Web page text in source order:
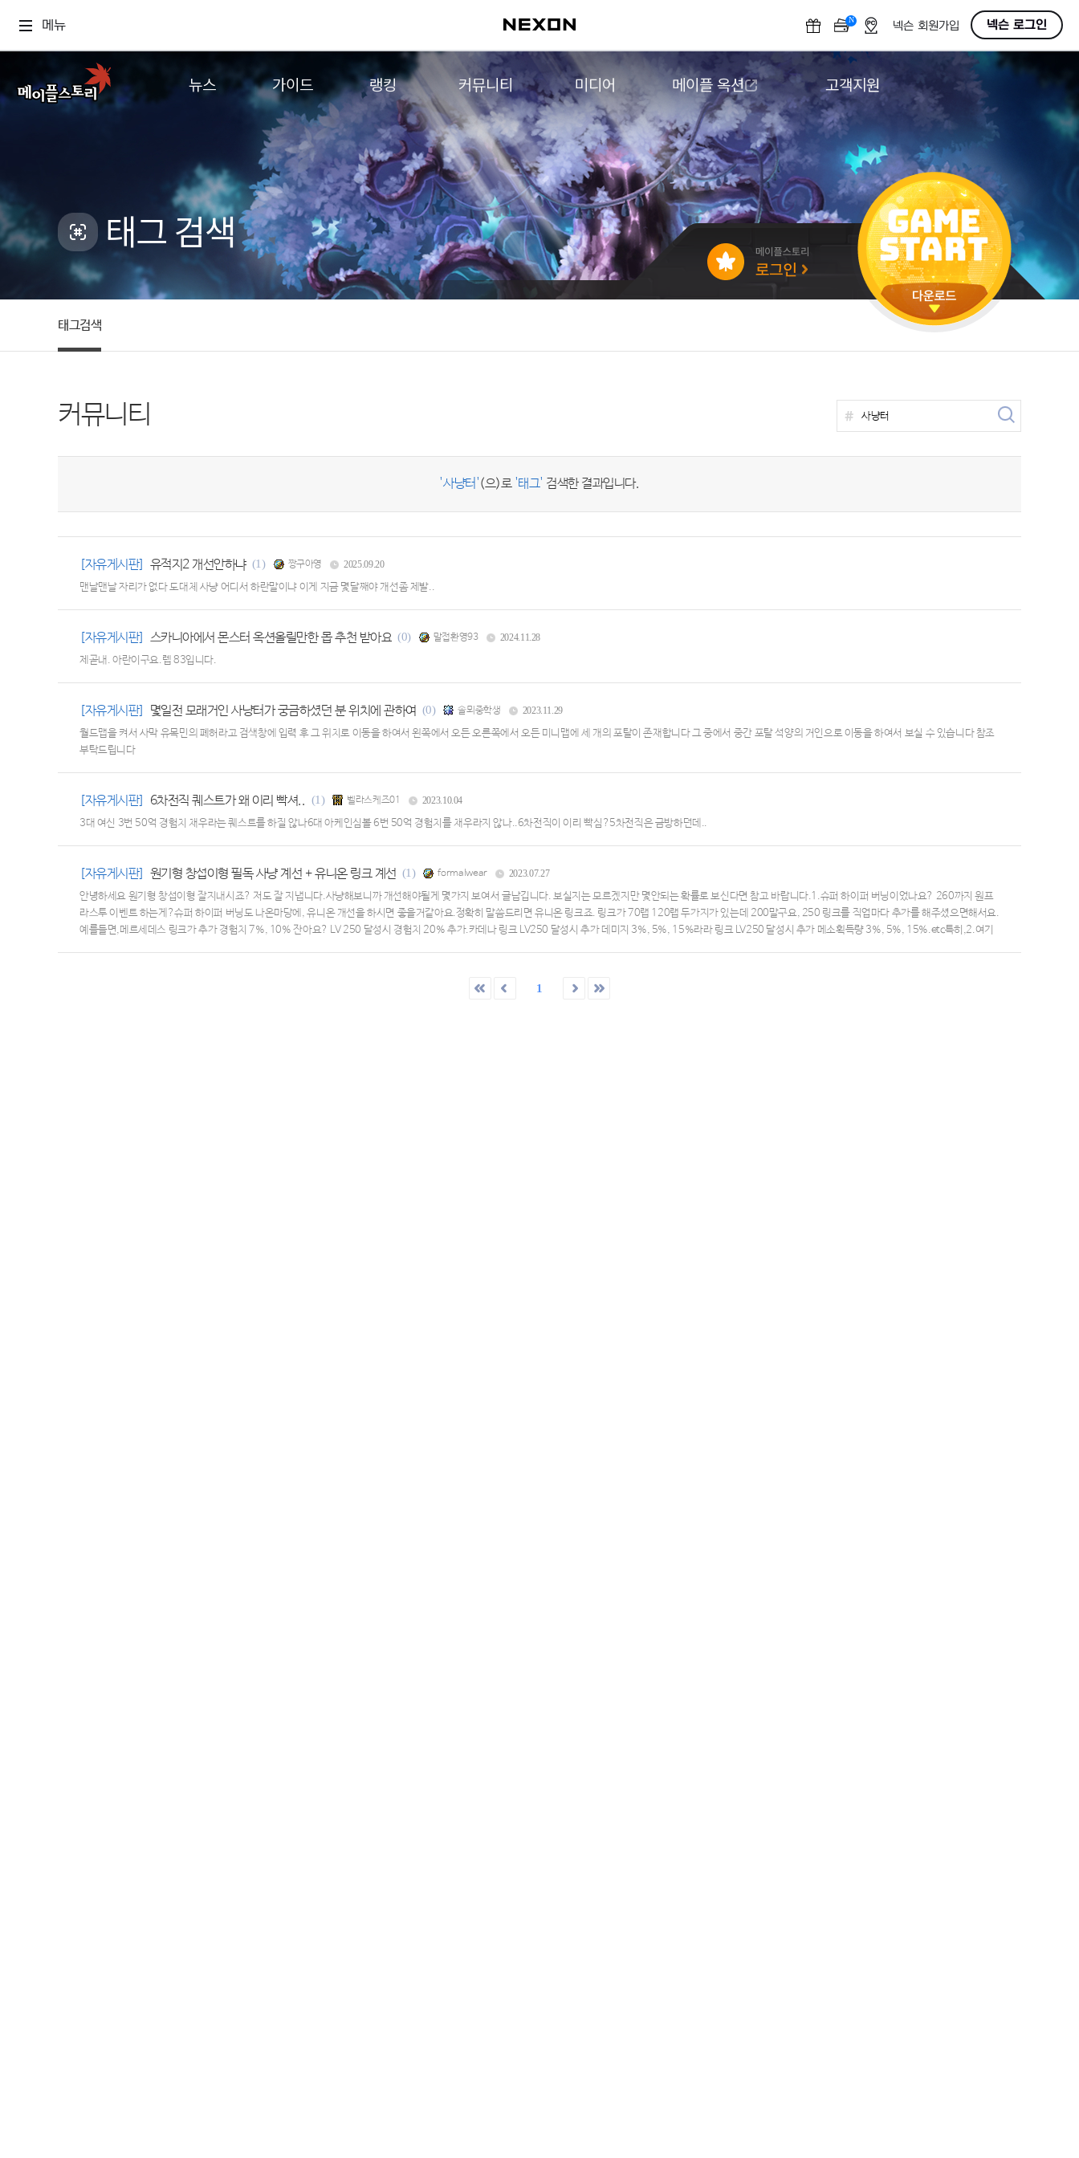
메뉴 N OFF넥슨 회원가입 넥슨 로그인
뉴스
업데이트
이벤트
캐시샵 공지
메이플 알림판
with maple
가이드
게임정보
직업소개
확률형 아이템
NEXON NOW
추가정보
랭킹
월드 랭킹
컨텐츠 랭킹
커뮤니티
자유게시판
메이플 아트
메이플 코디
메이플스토리 파트너스
AI Style Finder
미니게임
커뮤니티 아카이브
미디어
영상
음악
아트웍
웹툰
메이플 옥션
메이플 옥션
고객지원
다운로드
도움말/1:1문의
버그악용/불법프로그램 신고
게임 접근성
태그 검색
태그검색
커뮤니티
'사냥터'(으)로 '태그' 검색한 결과입니다.
[자유게시판] 유적지2 개선안하냐 (1) 짱구아영 2025.09.20
맨날맨날 자리가 없다 도대체 사냥 어디서 하란말이냐 이게 지금 몇달째야 개선좀 제발..
[자유게시판] 스카니아에서 몬스터 옥션올릴만한 몹 추천 받아요 (0) 말접환영93 2024.11.28
제곧내. 아란이구요.렙 83입니다.
[자유게시판] 몇일전 모래거인 사냥터가 궁금하셨던 분 위치에 관하여 (0) 솔뫼중학생 2023.11.29
월드맵을 켜서 사막 유목민의 폐허라고 검색창에 입력 후 그 위치로 이동을 하여서 왼쪽에서 오든 오른쪽에서 오든 미니맵에 세 개의 포탈이 존재합니다 그 중에서 중간 포탈 석양의 거인으로 이동을 하여서 보실 수 있습니다 참조
부탁드립니다
[자유게시판] 6차전직 퀘스트가 왜 이리 빡셔.. (1) 벨라스케즈01 2023.10.04
3대 여신 3번 50억 경험치 채우라는 퀘스트를 하질 않나6대 아케인심볼 6번 50억 경험치를 채우라지 않나..6차전직이 이리 빡심?5차전직은 금방하던데..
[자유게시판] 원기형 창섭이형 필독 사냥 계선 + 유니온 링크 계선 (1) formalwear 2023.07.27
안녕하세요 원기형 창섭이형 잘지내시죠? 저도 잘 지냅니다.사냥해보니까 개선해야될게 몇가지 보여서 글납깁니다. 보실지는 모르겠지만 몇안되는 확률로 보신다면 참고 바랍니다.1.슈퍼 하이퍼 버닝이었나요? 260까지 원프
라스투 이벤트 하는게?슈퍼 하이퍼 버닝도 나온마당에, 유니온 개선을 하시면 좋을거같아요.정확히 말씀드리면 유니온 링크죠. 링크가 70랩 120랩 두가지가 있는데 200말구요, 250 링크를 직업마다 추가를 해주셨으면해서요.
예를들면,메르세데스 링크가 추가 경험치 7%, 10% 잔아요? LV 250 달성시 경험치 20% 추가.카데나 링크 LV250 달성시 추가 데미지 3%, 5%, 15%라라 링크 LV250 달성시 추가 메소획득량 3%, 5%, 15%.etc특히,2.여기
1